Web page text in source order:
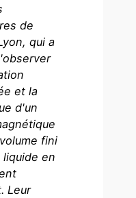
de
qui a
et la
d'un
fini
en
Leur